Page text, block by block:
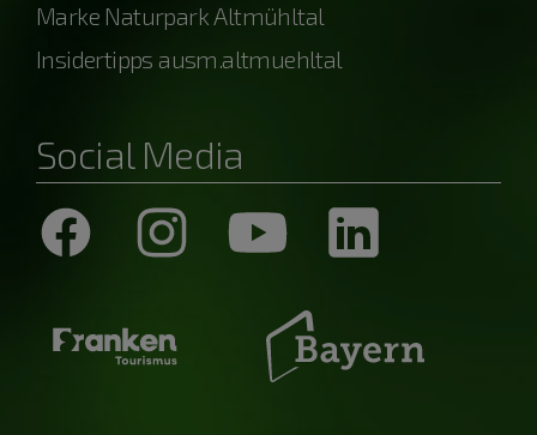
Marke Naturpark Altmühltal
Insidertipps ausm.altmuehltal
Social Media